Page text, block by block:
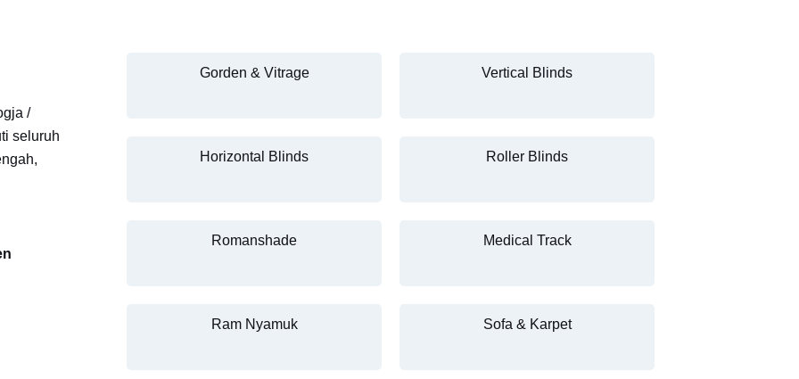
/
seluruh
Gorden & Vitrage Vertical Blinds
Horizontal Blinds Roller Blinds
Romanshade Medical Track
Ram Nyamuk Sofa & Karpet